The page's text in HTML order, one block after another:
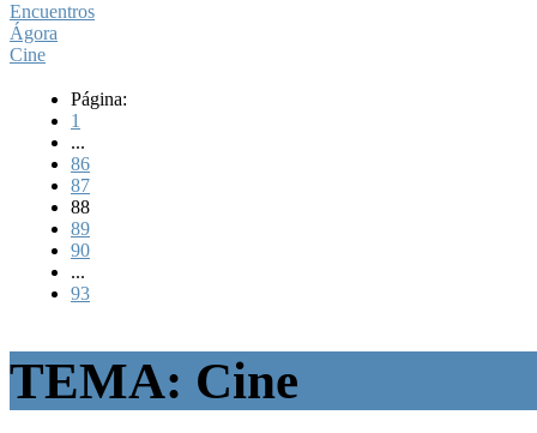
Encuentros
Ágora
Cine
Página:
1
...
86
87
88
89
90
...
93
TEMA: Cine